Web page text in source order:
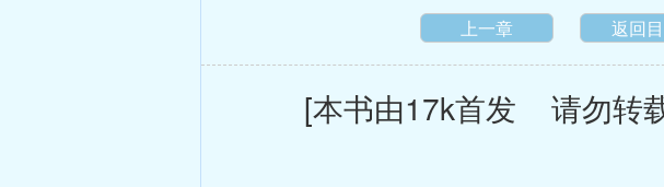
上一章 返回
[本书由17k首发 请勿转